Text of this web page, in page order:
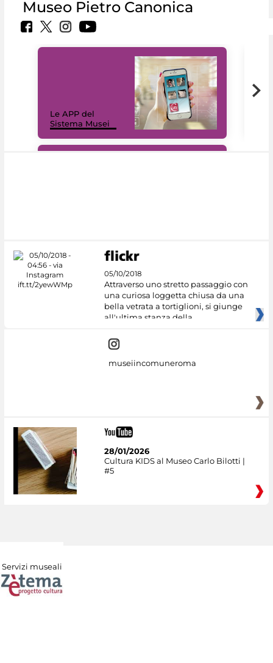
Museo Pietro Canonica
Le APP del
Sistema Musei
05/10/2018
Attraverso uno stretto passaggio con
una curiosa loggetta chiusa da una
bella vetrata a tortiglioni, si giunge
all'ultima stanza della
museiincomuneroma
28/01/2026
Cultura KIDS al Museo Carlo Bilotti |
#5
Servizi museali